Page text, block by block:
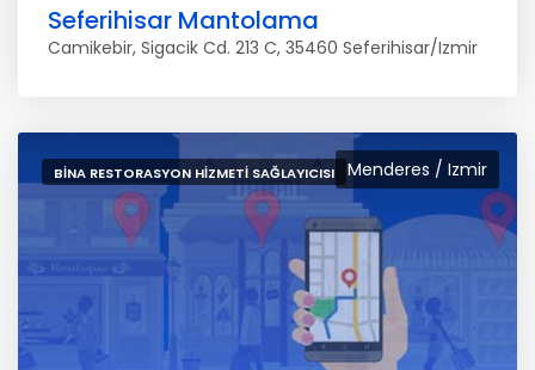
Seferihisar Mantolama
Camikebir, Sigacik Cd. 213 C, 35460 Seferihisar/Izmir
Menderes / Izmir
BINA RESTORASYON HIZMETI SAĞLAYICISI